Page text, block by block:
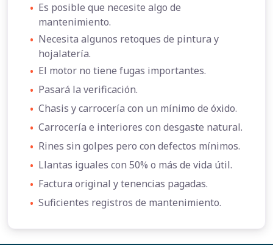
• Es posible que necesite algo de
mantenimiento.
• Necesita algunos retoques de pintura y
hojalatería.
• El motor no tiene fugas importantes.
• Pasará la verificación.
• Chasis y carrocería con un mínimo de óxido.
• Carrocería e interiores con desgaste natural.
• Rines sin golpes pero con defectos mínimos.
• Llantas iguales con 50% o más de vida útil.
• Factura original y tenencias pagadas.
• Suficientes registros de mantenimiento.